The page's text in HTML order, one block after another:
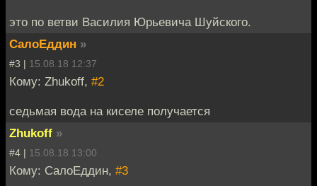
это по ветви Василия Юрьевича Шуйского.
СалоЕддин »
#3 | 15.08.18 12:37
Кому: Zhukoff, #2
седьмая вода на киселе получается
Zhukoff »
#4 | 15.08.18 13:00
Кому: СалоЕддин, #3